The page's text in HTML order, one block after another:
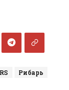
Рибарь